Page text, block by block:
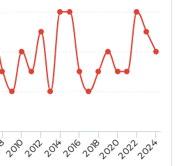
20102012201420162018202020222024